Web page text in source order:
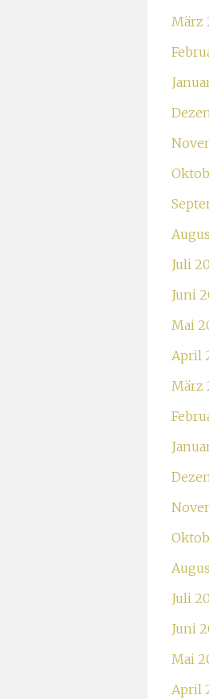
März
Juli
Juni
Mai
April
März
Juli
Juni
Mai
April